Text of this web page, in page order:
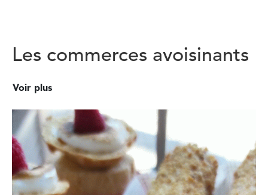
Les commerces avoisinants
Voir plus